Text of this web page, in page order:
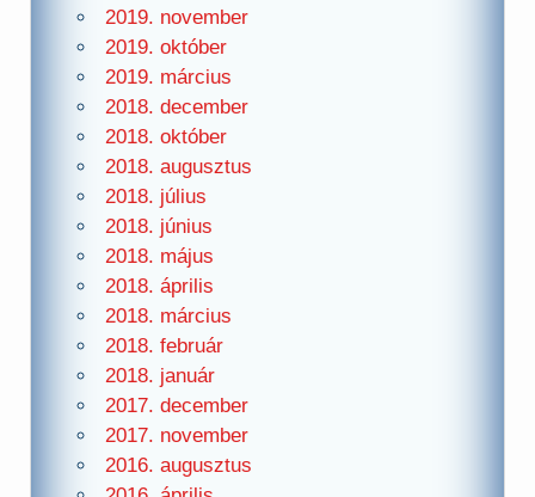
2019. november
2019. október
2019. március
2018. december
2018. október
2018. augusztus
2018. július
2018. június
2018. május
2018. április
2018. március
2018. február
2018. január
2017. december
2017. november
2016. augusztus